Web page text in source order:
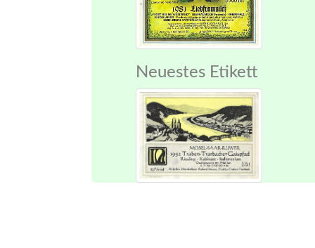
Neuestes Etikett